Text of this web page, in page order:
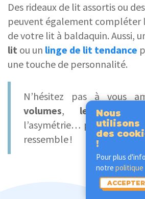
Des rideaux de lit assortis ou
peuvent également compléter
de votre lit à baldaquin. Aussi,
lit ou un linge de lit tendance
une touche de personnalité.
N’hésitez pas à vous
volumes, les tailles
l’asymétrie… pour que
ressemble !
Nous
utilisons
des
!
Pour plus
notre
ACCEPTER